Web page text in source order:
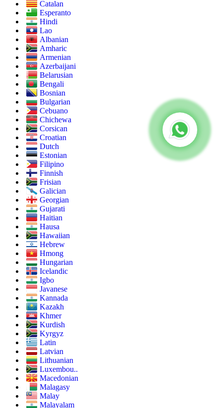
Catalan
Esperanto
Hindi
Lao
Albanian
Amharic
Armenian
Azerbaijani
Belarusian
Bengali
Bosnian
Bulgarian
Cebuano
Chichewa
Corsican
Croatian
Dutch
Estonian
Filipino
Finnish
Frisian
Galician
Georgian
Gujarati
Haitian
Hausa
Hawaiian
Hebrew
Hmong
Hungarian
Icelandic
Igbo
Javanese
Kannada
Kazakh
Khmer
Kurdish
Kyrgyz
Latin
Latvian
Lithuanian
Luxembou..
Macedonian
Malagasy
Malay
Malayalam